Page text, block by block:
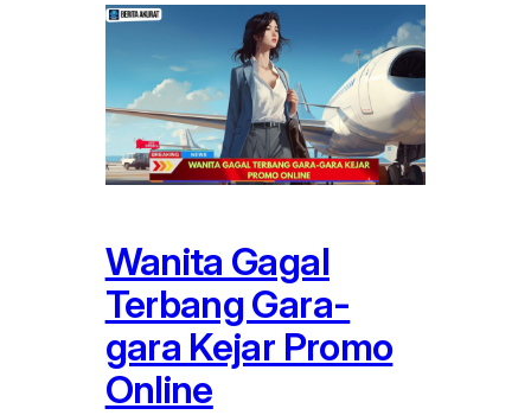
Wanita Gagal
Terbang Gara-
gara Kejar Promo
Online